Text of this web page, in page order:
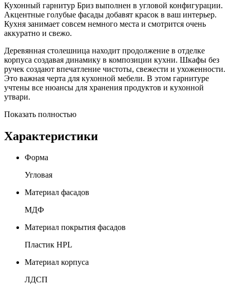
Кухонный гарнитур Бриз выполнен в угловой конфигурации.
Акцентные голубые фасады добавят красок в ваш интерьер.
Кухня занимает совсем немного места и смотрится очень
аккуратно и свежо.
Деревянная столешница находит продолжение в отделке
корпуса создавая динамику в композиции кухни. Шкафы без
ручек создают впечатление чистоты, свежести и ухоженности.
Это важная черта для кухонной мебели. В этом гарнитуре
учтены все нюансы для хранения продуктов и кухонной
утвари.
Показать полностью
Характеристики
Форма
Угловая
Материал фасадов
МДФ
Материал покрытия фасадов
Пластик HPL
Материал корпуса
ЛДСП